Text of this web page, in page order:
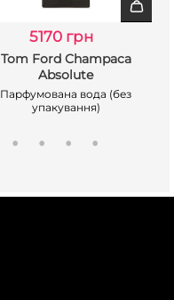
5170 грн
Tom Ford Champaca
Absolute
Парфумована вода (без
упакування)